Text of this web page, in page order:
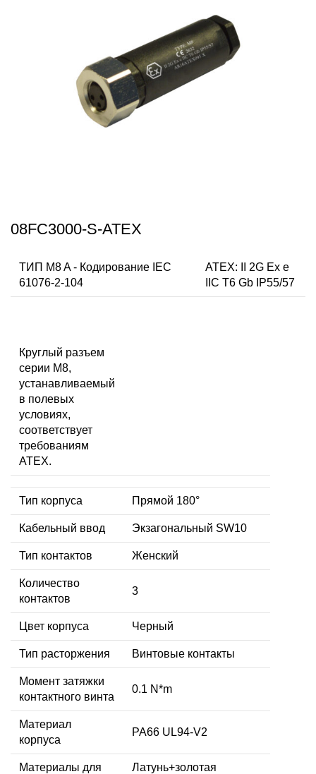
08FC3000-S-ATEX
ТИП M8 A - Кодирование IEC
61076-2-104
ATEX: II 2G Ex e
IIC T6 Gb IP55/57
Круглый разъем
серии M8,
устанавливаемый
в полевых
условиях,
соответствует
требованиям
ATEX.
Тип корпуса Прямой 180°
Кабельный ввод Экзагональный SW10
Тип контактов Женский
Количество
контактов
3
Цвет корпуса Черный
Тип расторжения Винтовые контакты
Момент затяжки
контактного винта
0.1 N*m
Материал
корпуса
PA66 UL94-V2
Материалы для
Латунь+золотая